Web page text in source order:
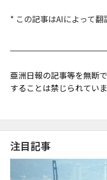
* この記事はAIによって翻
亜洲日報の記事等を無断
することは禁じられていま
注目記事